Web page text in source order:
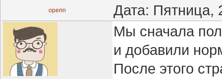
operin Дата:
Мы сначала
и добавили
После этого